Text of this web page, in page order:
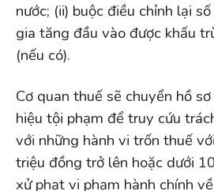
nước; (ii) buộc điều chỉnh lại
gia tăng đầu vào được khấu
(nếu có).
Cơ quan thuế sẽ chuyển hồ
hiệu tội phạm để truy cứu
với những hành vi trốn thuế
triệu đồng trở lên hoặc dưới
xử phạt vi phạm hành chính